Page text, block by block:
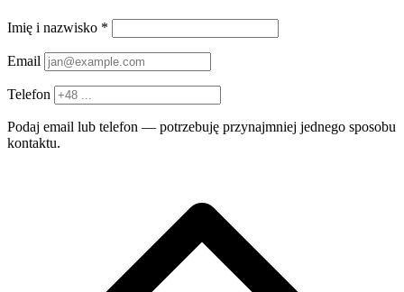
Imię i nazwisko *
Email
Telefon
Podaj email lub telefon — potrzebuję przynajmniej jednego sposobu
kontaktu.